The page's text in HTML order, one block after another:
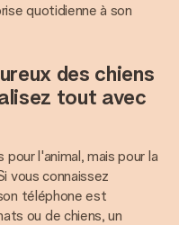
quotidienne à son
des chiens
tout avec
l'animal, mais pour la
vous connaissez
téléphone est
ou de chiens, un